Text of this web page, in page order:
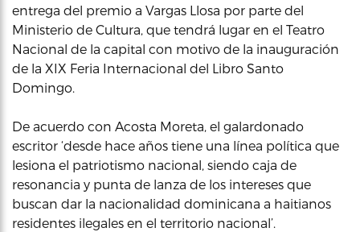
entrega del premio a Vargas Llosa por parte del
Ministerio de Cultura, que tendrá lugar en el Teatro
Nacional de la capital con motivo de la inauguración
de la XIX Feria Internacional del Libro Santo
Domingo.
De acuerdo con Acosta Moreta, el galardonado
escritor ‘desde hace años tiene una línea política que
lesiona el patriotismo nacional, siendo caja de
resonancia y punta de lanza de los intereses que
buscan dar la nacionalidad dominicana a haitianos
residentes ilegales en el territorio nacional’.